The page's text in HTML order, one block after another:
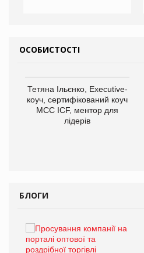
ОСОБИСТОСТІ
Тетяна Ільєнко, Executive-
коуч, сертифікований коуч
МСС ICF, ментор для
лідерів
БЛОГИ